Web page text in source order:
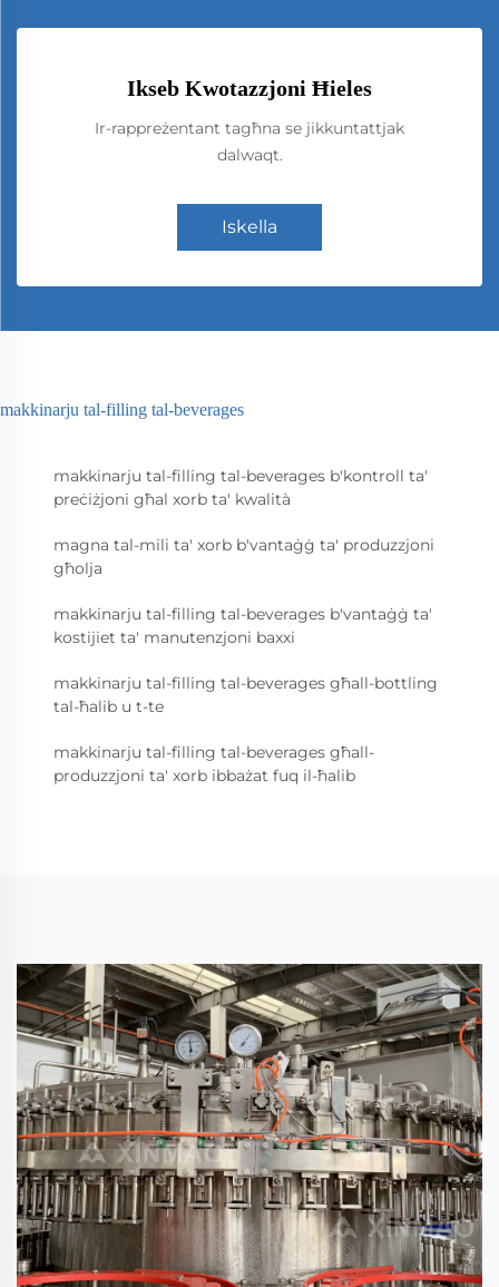
Ikseb Kwotazzjoni Ħieles
Ir-rappreżentant tagħna se jikkuntattjak
dalwaqt.
Iskella
makkinarju tal-filling tal-beverages
makkinarju tal-filling tal-beverages b'kontroll ta'
preċiżjoni għal xorb ta' kwalità
magna tal-mili ta' xorb b'vantaġġ ta' produzzjoni
għolja
makkinarju tal-filling tal-beverages b'vantaġġ ta'
kostijiet ta' manutenzjoni baxxi
makkinarju tal-filling tal-beverages għall-bottling
tal-ħalib u t-te
makkinarju tal-filling tal-beverages għall-
produzzjoni ta' xorb ibbażat fuq il-ħalib